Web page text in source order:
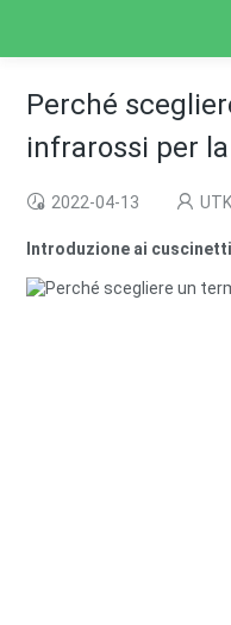
Perché
infrarossi per
2022-04-13 UTK
Introduzione ai